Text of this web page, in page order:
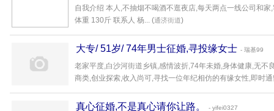
自我介绍 本人,不抽烟不喝酒不逛夜店,每天两点一线公司和
体重 130斤 联系人 杨... (通济街道)
大专/ 51岁/ 74年男士征婚,寻投缘女士 - 瑞基99
老家平度,白沙河街道乡镇,感情波折,74年未婚,身体健康,无
商类,创业探索,收入尚可,寻找一位年纪相仿的有缘女性,即时
真心征婚,不是真心请你让路。 - yifei0327